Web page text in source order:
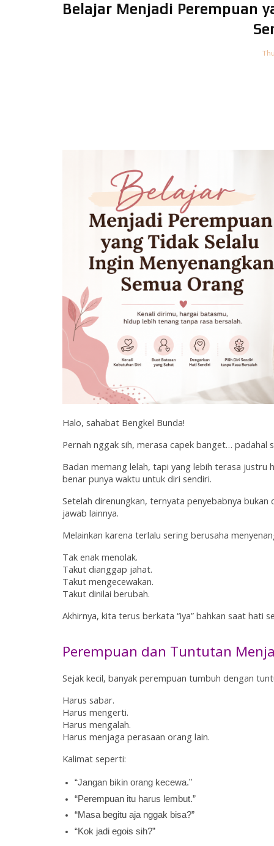
Belajar Menjadi Perempuan
Halo, sahabat Bengkel Bunda!
Pernah nggak sih, merasa capek banget… padahal
Badan memang lelah, tapi yang lebih terasa
benar punya waktu untuk diri sendiri.
Setelah direnungkan, ternyata penyebabnya
jawab lainnya.
Melainkan karena terlalu sering berusaha
Tak enak menolak.
Takut dianggap jahat.
Takut mengecewakan.
Takut dinilai berubah.
Akhirnya, kita terus berkata “iya” bahkan saat hati
Perempuan dan Tuntutan
Sejak kecil, banyak perempuan tumbuh dengan
Harus sabar.
Harus mengerti.
Harus mengalah.
Harus menjaga perasaan orang lain.
Kalimat seperti:
“Jangan bikin orang kecewa.”
“Perempuan itu harus lembut.”
“Masa begitu aja nggak bisa?”
“Kok jadi egois sih?”